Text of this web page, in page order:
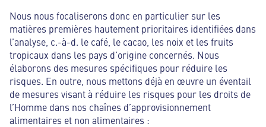
Nous nous focaliserons donc en particulier sur les
matières premières hautement prioritaires identifiées dans
l’analyse, c.-à-d. le café, le cacao, les noix et les fruits
tropicaux dans les pays d’origine concernés. Nous
élaborons des mesures spécifiques pour réduire les
risques. En outre, nous mettons déjà en œuvre un éventail
de mesures visant à réduire les risques pour les droits de
l’Homme dans nos chaînes d’approvisionnement
alimentaires et non alimentaires :